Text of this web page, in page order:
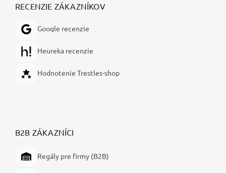
RECENZIE ZÁKAZNÍKOV
Google recenzie
Heureka recenzie
Hodnotenie Trestles-shop
B2B ZÁKAZNÍCI
Regály pre firmy (B2B)